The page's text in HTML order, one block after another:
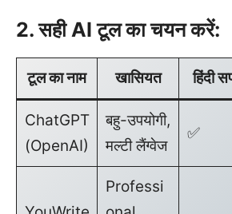
2. सही AI टूल का चयन करें:
टूल का नाम खासियत हिंदी
ChatGPT
(OpenAI)
बहु-उपयोगी,
मल्टी लैंग्वेज
✅
Professi